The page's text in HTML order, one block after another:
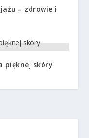
– zdrowie i
pięknej skóry